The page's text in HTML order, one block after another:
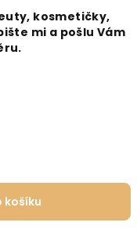
kosmetičky,
mi a pošlu Vám
košíku